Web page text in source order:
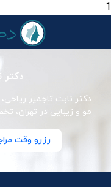
1
دکتر
دکتر نابت تاجمیر
مو و زیبایی در تهران،
رزرو وقت